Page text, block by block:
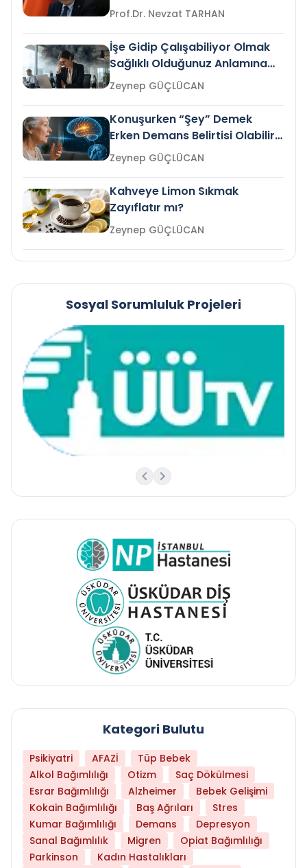
Prof.Dr. Nevzat TARHAN
İşe Gidip Çalışabiliyor Olmak
Sağlıklı Olduğunuz Anlamına
Gelir mi?Zeynep GÜÇLÜCAN
Konuşurken “Şey” Demek
Erken Demans Belirtisi Olabilir
mi?
Zeynep GÜÇLÜCAN
Kahveye Limon Sıkmak
Zayıflatır mı?
Zeynep GÜÇLÜCAN
Sosyal Sorumluluk Projeleri
Kategori Bulutu
Psikiyatri AFAZİ
Tüp Bebek
Alkol Bağımlılığı
Otizm
Saç Dökülmesi
Esrar Bağımlılığı
Alzheimer
Bebek Gelişimi
Kokain Bağımlılığı
Baş Ağrıları
Stres
Kumar Bağımlılığı
Demans
Depresyon
Sanal Bağımlılık
Migren
Opiat Bağımlılığı
Parkinson
Kadın Hastalıkları